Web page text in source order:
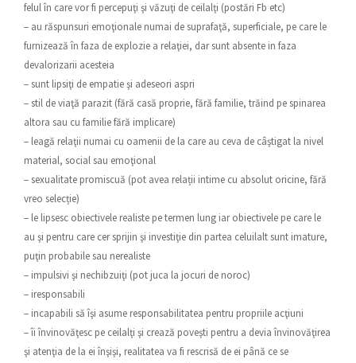
felul în care vor fi percepuţi şi văzuţi de ceilalţi (postări Fb etc)
– au răspunsuri emoţionale numai de suprafaţă, superficiale, pe care le
furnizează în faza de explozie a relaţiei, dar sunt absente in faza
devalorizarii acesteia
– sunt lipsiţi de empatie şi adeseori aspri
– stil de viaţă parazit (fără casă proprie, fără familie, trăind pe spinarea
altora sau cu familie fără implicare)
– leagă relaţii numai cu oamenii de la care au ceva de câştigat la nivel
material, social sau emoţional
– sexualitate promiscuă (pot avea relații intime cu absolut oricine, fără
vreo selecție)
– le lipsesc obiectivele realiste pe termen lung iar obiectivele pe care le
au şi pentru care cer sprijin şi investiţie din partea celuilalt sunt imature,
puţin probabile sau nerealiste
– impulsivi şi nechibzuiţi (pot juca la jocuri de noroc)
– iresponsabili
– incapabili să îşi asume responsabilitatea pentru propriile acţiuni
– îi învinovăţesc pe ceilalţi şi crează poveşti pentru a devia învinovăţirea
şi atenţia de la ei înşişi, realitatea va fi rescrisă de ei până ce se